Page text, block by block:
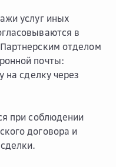
услуг иных
в
отделом
почты:
на сделку через
при соблюдении
договора и